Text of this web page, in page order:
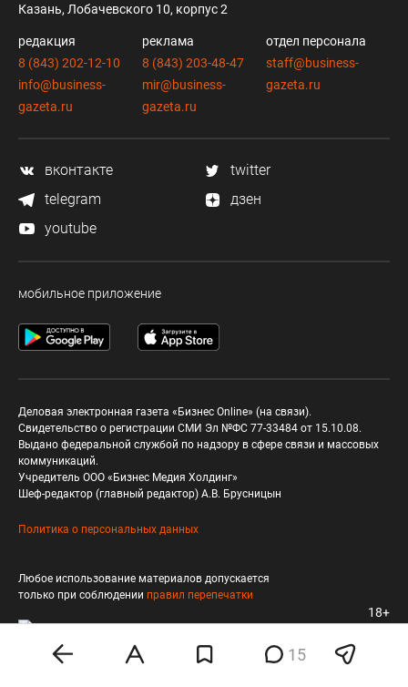
15
Казань, Лобачевского 10, корпус 2
редакция
8 (843) 202-12-10
info@business-
gazeta.ru
реклама
8 (843) 203-48-47
mir@business-
gazeta.ru
отдел персонала
staff@business-
gazeta.ru
вконтакте
twitter
telegram
дзен
youtube
мобильное приложение
Деловая электронная газета «Бизнес Online» (на связи).
Свидетельство о регистрации СМИ Эл №ФС 77-33484 от 15.10.08.
Выдано федеральной службой по надзору в сфере связи и массовых
коммуникаций.
Учредитель ООО «Бизнес Медия Холдинг»
Шеф-редактор (главный редактор) А.В. Брусницын
Политика о персональных данных
Любое использование материалов допускается
только при соблюдении правил перепечатки
18+